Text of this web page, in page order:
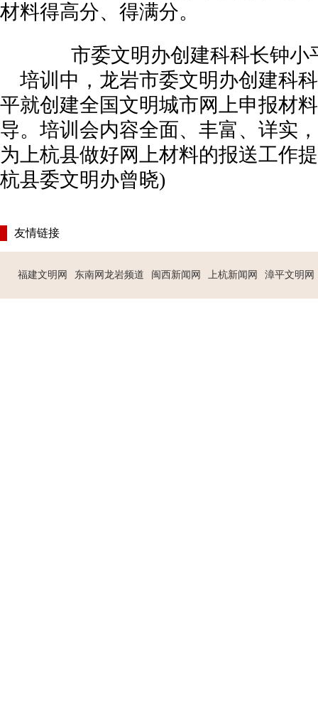
材料得高分、得满分。
市委文明办创建科科长钟小
培训中，龙岩市委文明办创建科
平就创建全国文明城市网上申报材
导。培训会内容全面、丰富、详实
为上杭县做好网上材料的报送工作
杭县委文明办曾晓)
友情链接
福建文明网 东南网龙岩频道 闽西新闻网 上杭新闻网 漳平文明网